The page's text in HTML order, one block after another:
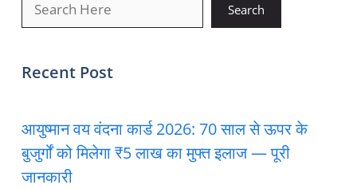
Search
Recent Post
आयुष्मान वय वंदना कार्ड 2026: 70 साल से ऊपर के
बुजुर्गों को मिलेगा ₹5 लाख का मुफ्त इलाज — पूरी
जानकारी